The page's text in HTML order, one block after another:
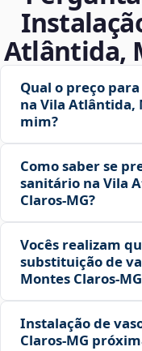
Atlântida,
Qual o preço
na Vila Atlântida,
mim?
Como saber se
sanitário na Vila
Claros‑MG?
Vocês realizam
substituição de
Montes
Instalação de
Claros‑MG